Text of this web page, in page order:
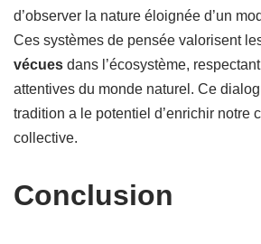
d’observer la nature éloignée d’un
Ces systèmes de pensée valorisent
vécues dans l’écosystème,
attentives du monde naturel. Ce
tradition a le potentiel d’enrichir notre
collective.
Conclusion